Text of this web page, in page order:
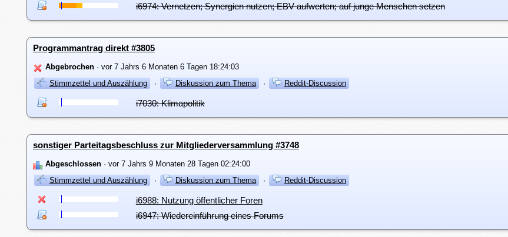
i6974: Vernetzen; Synergien nutzen; EBV aufwerten; auf junge Menschen setzen
Programmantrag direkt #3805
Abgebrochen· vor 7 Jahrs 6 Monaten 6 Tagen 18:24:03
Stimmzettel und Auszählung
· Diskussion zum Thema · Reddit-Discussion
i7030: Klimapolitik
sonstiger Parteitagsbeschluss zur Mitgliederversammlung #3748
Abgeschlossen· vor 7 Jahrs 9 Monaten 28 Tagen 02:24:00
Stimmzettel und Auszählung
· Diskussion zum Thema · Reddit-Discussion
i6988: Nutzung öffentlicher Foren
i6947: Wiedereinführung eines Forums